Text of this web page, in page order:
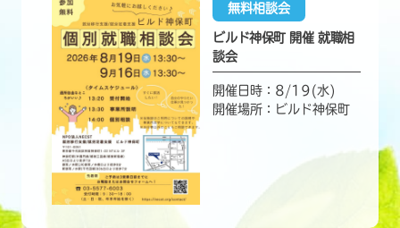
無料相談会
ビルド神保町 開催 就職相
談会
開催日時：8/19(水)
開催場所：ビルド神保町